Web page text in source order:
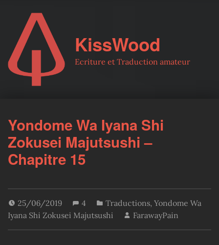
KissWood
Ecriture et Traduction amateur
Yondome Wa Iyana Shi
Zokusei Majutsushi –
Chapitre 15
25/06/2019 4 Traductions, Yondome Wa
Iyana Shi Zokusei Majutsushi
FarawayPain